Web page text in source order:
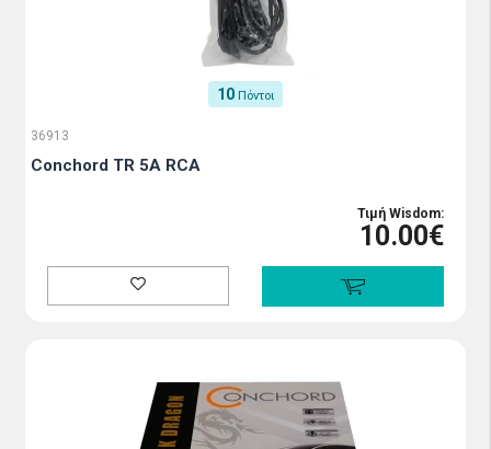
10 Πόντοι
36913
Conchord TR 5A RCA
Τιμή Wisdom:
10.00€